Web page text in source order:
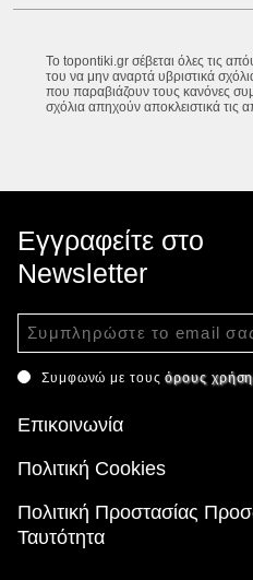
Το topontiki.gr σέβεται όλες τις
του να μην αναρτά υβριστικά
που παραβιάζουν τους κανόνες
σχόλια απηχούν αποκλειστικά τις
Εγγραφείτε στο
Newsletter
Συμφωνώ με τουςόρους
Επικοινωνία
Πολιτική Cookies
Πολιτική Προστασίας
Ταυτότητα